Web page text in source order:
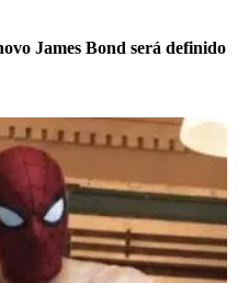
James Bond será definido